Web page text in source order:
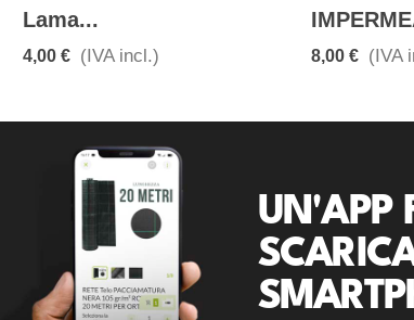
Lama...
4,00 € (IVA incl.) 8,00 € (IVA
UN'APP